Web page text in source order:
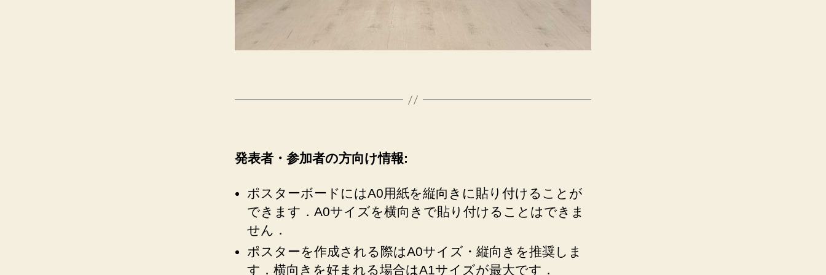
発表者・参加者の方向け情報:
ポスターボードにはA0用紙を縦向きに貼り付けることが
できます．A0サイズを横向きで貼り付けることはできま
せん．
ポスターを作成される際はA0サイズ・縦向きを推奨しま
す．横向きを好まれる場合はA1サイズが最大です．